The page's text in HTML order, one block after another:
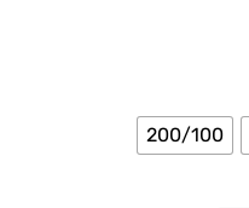
200/100